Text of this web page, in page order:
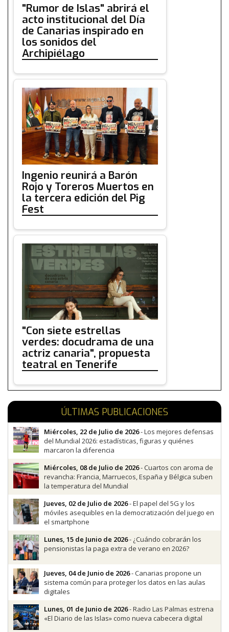
"Rumor de Islas" abrirá el
acto institucional del Día
de Canarias inspirado en
los sonidos del
Archipiélago
Ingenio reunirá a Barón
Rojo y Toreros Muertos en
la tercera edición del Pig
Fest
"Con siete estrellas
verdes: docudrama de una
actriz canaria", propuesta
teatral en Tenerife
ÚLTIMAS PUBLICACIONES
Miércoles, 22 de Julio de 2026- Los mejores defensas
del Mundial 2026: estadísticas, figuras y quiénes
marcaron la diferencia
Miércoles, 08 de Julio de 2026- Cuartos con aroma de
revancha: Francia, Marruecos, España y Bélgica suben
la temperatura del Mundial
Jueves, 02 de Julio de 2026- El papel del 5G y los
móviles asequibles en la democratización del juego en
el smartphone
Lunes, 15 de Junio de 2026- ¿Cuándo cobrarán los
pensionistas la paga extra de verano en 2026?
Jueves, 04 de Junio de 2026- Canarias propone un
sistema común para proteger los datos en las aulas
digitales
Lunes, 01 de Junio de 2026- Radio Las Palmas estrena
«El Diario de las Islas» como nueva cabecera digital